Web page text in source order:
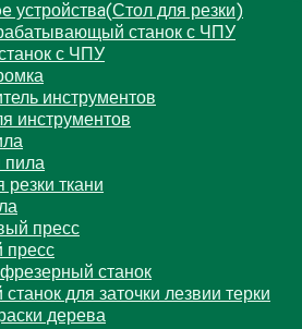
устройствa(Стол для резки)
станок с ЧПУ
с ЧПУ
инструментов
инструментов
пила
резки ткани
пресс
пресс
станок
для заточки лезвии терки
дерева